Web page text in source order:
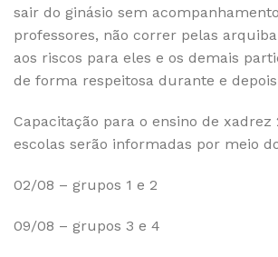
sair do ginásio sem
professores, não correr pelas
aos riscos para eles e os demais
de forma respeitosa durante e
Capacitação para o ensino de xadrez
escolas serão informadas por meio
02/08 – grupos 1 e 2
09/08 – grupos 3 e 4